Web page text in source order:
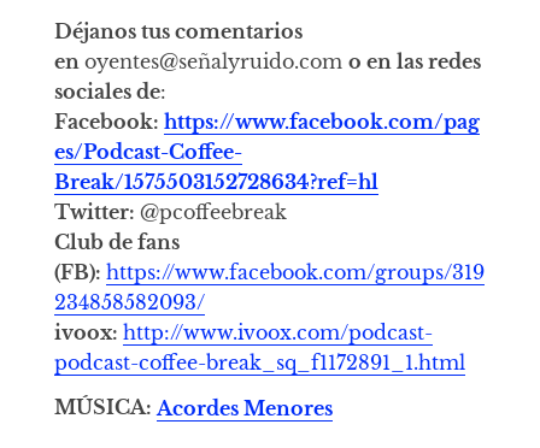
Déjanos tus comentarios
en oyentes@señalyruido.com o en las redes
sociales de:
Facebook: https://www.facebook.com/pag
es/Podcast-Coffee-
Break/1575503152728634?ref=hl
Twitter: @pcoffeebreak
Club de fans
(FB): https://www.facebook.com/groups/319
234858582093/
ivoox: http://www.ivoox.com/podcast-
podcast-coffee-break_sq_f1172891_1.html
MÚSICA: Acordes Menores